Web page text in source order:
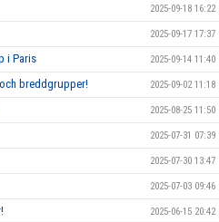
2025-09-18 16:22
2025-09-17 17:37
i Paris 2025-09-14 11:40
breddgrupper! 2025-09-02 11:18
2025-08-25 11:50
2025-07-31 07:39
2025-07-30 13:47
2025-07-03 09:46
2025-06-15 20:42